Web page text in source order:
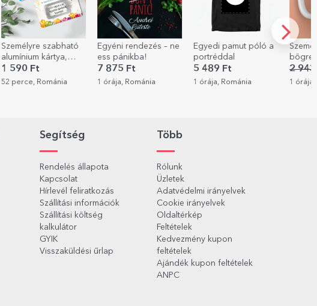
Egyéni rendezés – ne
ess pánikba!
7 875 Ft
1 órája, Románia
Egyedi pamut póló a
portréddal
5 489 Ft
1 órája, Románia
Személyre szabott
bögre - hooooot
2 943 Ft
1 órája, Románia
397
1 órája,
Segítség
Rendelés állapota
Kapcsolat
Hírlevél feliratkozás
Szállítási információk
Szállítási költség
kalkulátor
GYIK
Visszaküldési űrlap
Több
Rólunk
Üzletek
Adatvédelmi irányelvek
Cookie irányelvek
Oldaltérkép
Feltételek
Kedvezmény kupon
feltételek
Ajándék kupon feltételek
ANPC